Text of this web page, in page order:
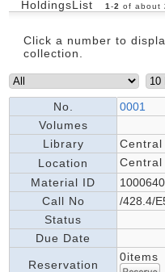
HoldingsList 1 -2 of about
Click a number to
collection.
No.
0001
Volumes
Library
Location
Central
Material ID
Call No
/428.4/
Status
Due Date
Reservation
0items